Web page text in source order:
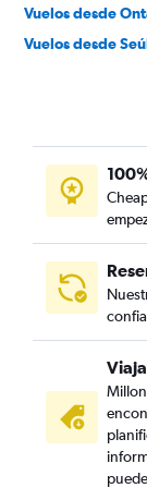
Vuelos desde
Vuelos desde